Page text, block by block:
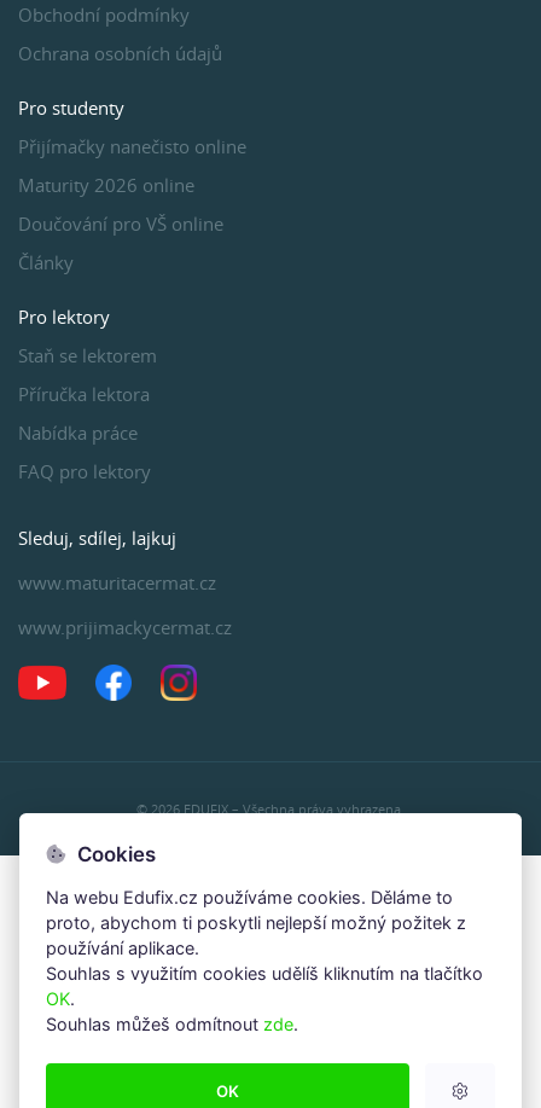
Obchodní podmínky
Ochrana osobních údajů
Pro studenty
Přijímačky nanečisto online
Maturity 2026 online
Doučování pro VŠ online
Články
Pro lektory
Staň se lektorem
Příručka lektora
Nabídka práce
FAQ pro lektory
Sleduj, sdílej, lajkuj
www.maturitacermat.cz
www.prijimackycermat.cz
© 2026 EDUFIX – Všechna práva vyhrazena.
Cookies
Na webu Edufix.cz používáme cookies. Děláme to
proto, abychom ti poskytli nejlepší možný požitek z
používání aplikace.
Souhlas s využitím cookies udělíš kliknutím na tlačítko
OK.
Souhlas můžeš odmítnout zde.
OK